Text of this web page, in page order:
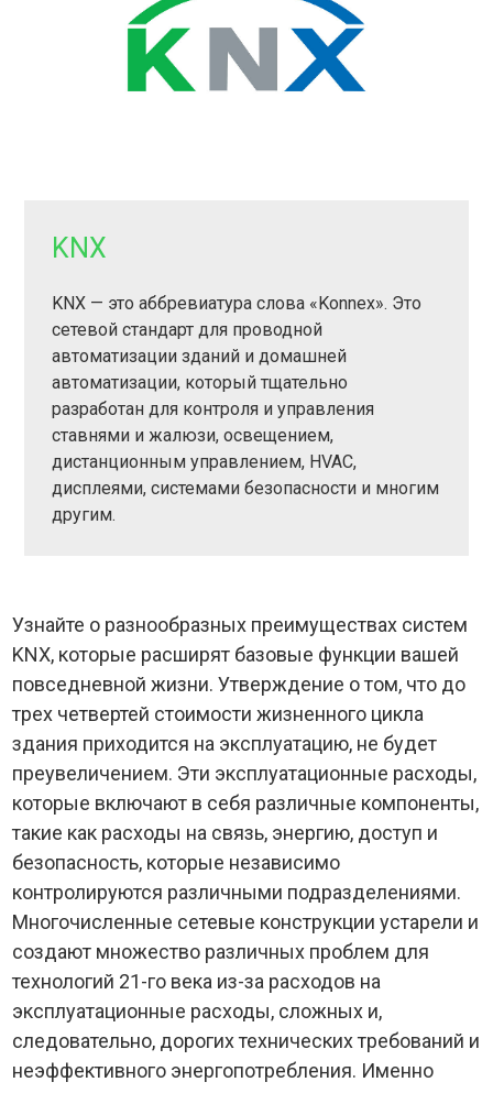
KNX
KNX — это аббревиатура слова «Konnex». Это
сетевой стандарт для проводной
автоматизации зданий и домашней
автоматизации, который тщательно
разработан для контроля и управления
ставнями и жалюзи, освещением,
дистанционным управлением, HVAC,
дисплеями, системами безопасности и многим
другим.
Узнайте о разнообразных преимуществах систем
KNX, которые расширят базовые функции вашей
повседневной жизни. Утверждение о том, что до
трех четвертей стоимости жизненного цикла
здания приходится на эксплуатацию, не будет
преувеличением. Эти эксплуатационные расходы,
которые включают в себя различные компоненты,
такие как расходы на связь, энергию, доступ и
безопасность, которые независимо
контролируются различными подразделениями.
Многочисленные сетевые конструкции устарели и
создают множество различных проблем для
технологий 21-го века из-за расходов на
эксплуатационные расходы, сложных и,
следовательно, дорогих технических требований и
неэффективного энергопотребления. Именно